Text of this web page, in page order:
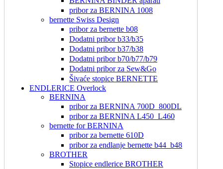
pribor za BERNINA 1008
bernette Swiss Design
pribor za bernette b08
Dodatni pribor b33/b35
Dodatni pribor b37/b38
Dodatni pribor b70/b77/b79
Dodatni pribor za Sew&Go
Šivaće stopice BERNETTE
ENDLERICE Overlock
BERNINA
pribor za BERNINA 700D_800DL
pribor za BERNINA L450_L460
bernette for BERNINA
pribor za bernette 610D
pribor za endlanje bernette b44_b48
BROTHER
Stopice endlerice BROTHER